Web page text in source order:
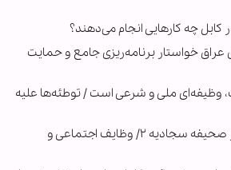
کابل چه کارهایی انجام می‌دهند؟
خواستار برنامه‌ریزی جامع و حمایت
وظیفه‌ای ملی و شرعی است / توطئه‌ها علیه
وظایف روزه‌داران در صحیفه سجادیه ۲/ وظایف اجتماعی و